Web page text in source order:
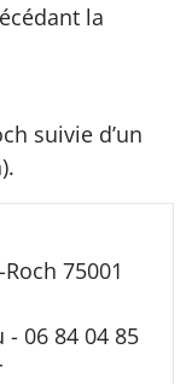
la
suivie d’un
75001
06 84 04 85